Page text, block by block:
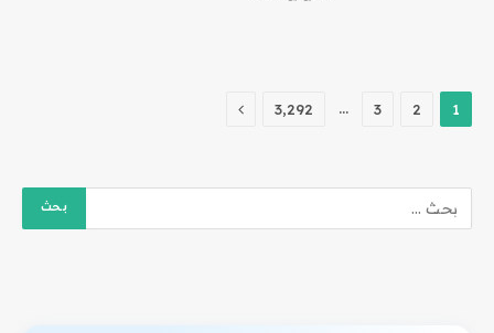
1
2
3
… 3٬292 التالي